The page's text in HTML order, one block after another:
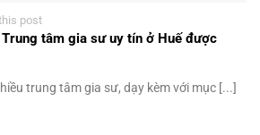
post
Trung tâm gia sư uy tín ở Huế được
trung tâm gia sư, dạy kèm với mục [...]